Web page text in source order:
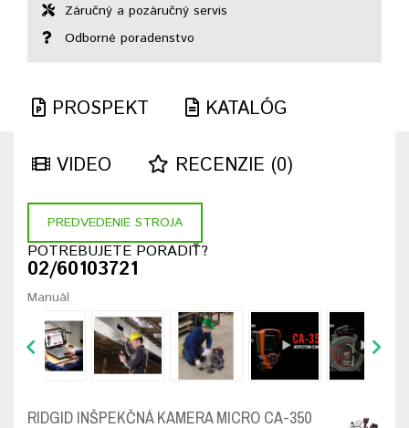
Záručný a pozáručný servis
Odborné poradenstvo
PROSPEKT KATALÓG
VIDEO RECENZIE (0)
PREDVEDENIE STROJA
POTREBUJETE PORADIŤ?
02/60103721
Manuál
RIDGID INŠPEKČNÁ KAMERA MICRO CA-350